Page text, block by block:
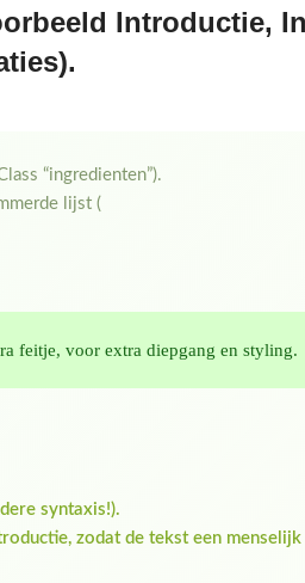
Introductie,
“ingredienten”).
lijst (
feitje, voor extra diepgang en styling.
syntaxis!).
zodat de tekst een